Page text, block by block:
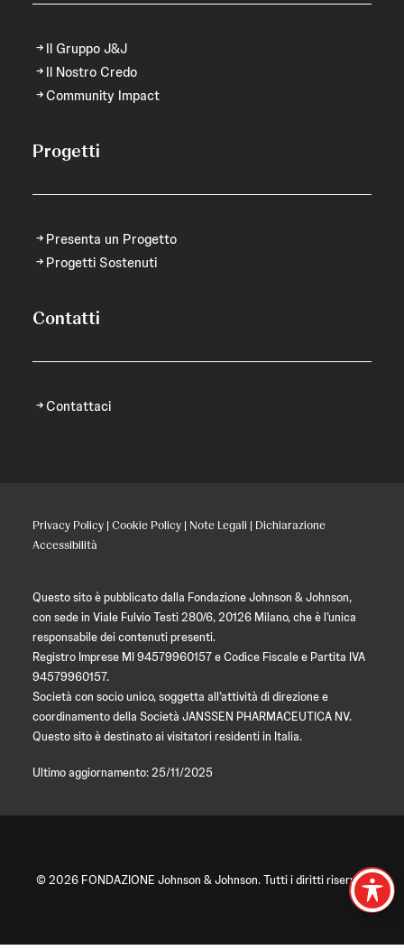
Il Gruppo J&J
Il Nostro Credo
Community Impact
Progetti
Presenta un Progetto
Progetti Sostenuti
Contatti
Contattaci
Privacy Policy | Cookie Policy | Note Legali | Dichiarazione
Accessibilità
Questo sito è pubblicato dalla Fondazione Johnson & Johnson,
con sede in Viale Fulvio Testi 280/6, 20126 Milano, che è l’unica
responsabile dei contenuti presenti.
Registro Imprese MI 94579960157 e Codice Fiscale e Partita IVA
94579960157.
Società con socio unico, soggetta all’attività di direzione e
coordinamento della Società JANSSEN PHARMACEUTICA NV.
Questo sito è destinato ai visitatori residenti in Italia.
Ultimo aggiornamento: 25/11/2025
© 2026 FONDAZIONE Johnson & Johnson. Tutti i diritti riservati